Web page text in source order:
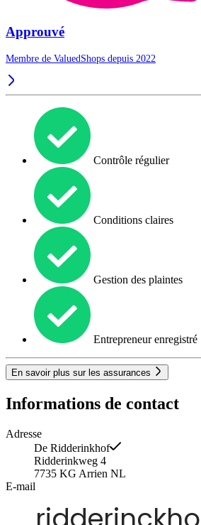
Approuvé
Membre de ValuedShops depuis 2022
Contrôle régulier
Conditions claires
Gestion des plaintes
Entrepreneur enregistré
En savoir plus sur les assurances
Informations de contact
Adresse
De Ridderinkhof
Ridderinkweg 4
7735 KG Arrien NL
E-mail